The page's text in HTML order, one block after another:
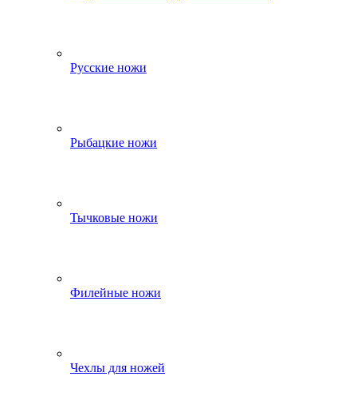
Русские ножи
Рыбацкие ножи
Тычковые ножи
Филейные ножи
Чехлы для ножей